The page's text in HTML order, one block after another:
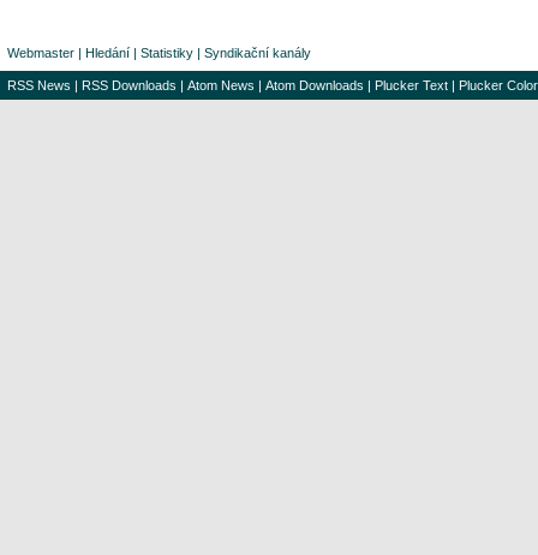
Webmaster | Hledání | Statistiky | Syndikační kanály
RSS News | RSS Downloads | Atom News | Atom Downloads | Plucker Text | Plucker Color